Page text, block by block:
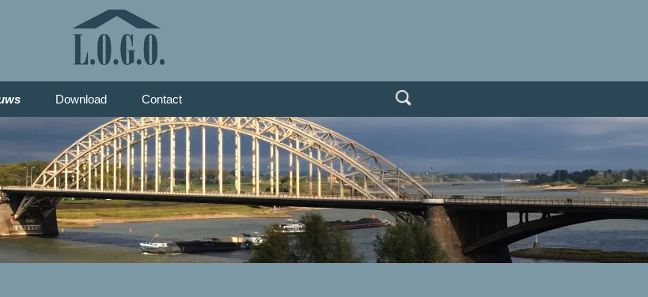
Download Contact
Zoeken
naar: